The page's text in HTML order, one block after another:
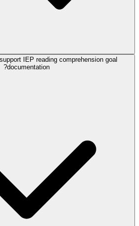
IEP reading comprehension goal
documentation?